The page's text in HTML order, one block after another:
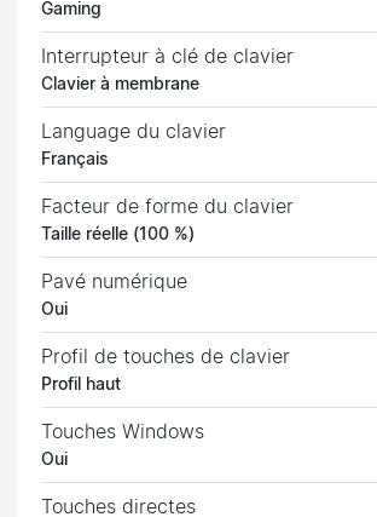
Gaming
Interrupteur à clé de clavier
Clavier à membrane
Language du clavier
Français
Facteur de forme du clavier
Taille réelle (100 %)
Pavé numérique
Oui
Profil de touches de clavier
Profil haut
Touches Windows
Oui
Touches directes